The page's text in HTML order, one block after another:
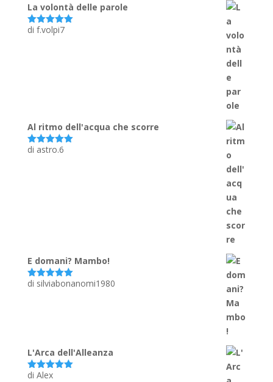
La volontà delle parole
Valutato 5
di f.volpi7
Al ritmo dell'acqua che scorre
Valutato5
di astro.6
E domani? Mambo!
Valutato5
di silviabonanomi1980
L'Arca dell'Alleanza
Valutato
di Alex